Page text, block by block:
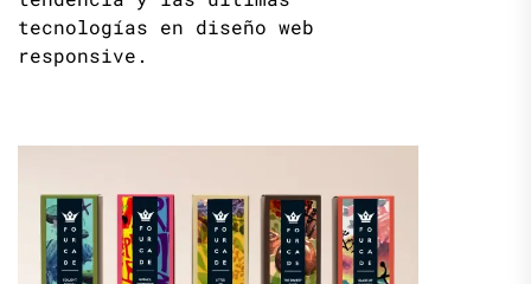
tecnologías en diseño web
responsive.